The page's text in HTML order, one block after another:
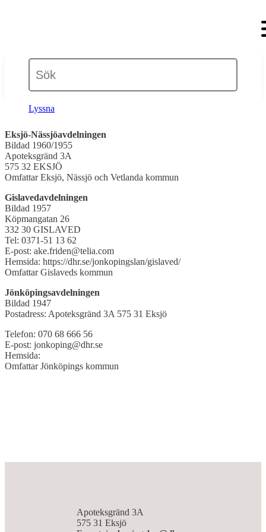
Lyssna
Eksjö-Nässjöavdelningen
Bildad 1960/1955
Apoteksgränd 3A
575 32 EKSJÖ
Omfattar Eksjö, Nässjö och Vetlanda kommun
Gislavedavdelningen
Bildad 1957
Köpmangatan 26
332 30 GISLAVED
Tel: 0371-51 13 62
E-post: ake.friden@telia.com
Hemsida: https://dhr.se/jonkopingslan/gislaved/
Omfattar Gislaveds kommun
Jönköpingsavdelningen
Bildad 1947
Postadress: Apoteksgränd 3A 575 31 Eksjö
Telefon: 070 68 666 56
E-post: jonkoping@dhr.se
Hemsida:
Omfattar Jönköpings kommun
Apoteksgränd 3A
575 31 Eksjö